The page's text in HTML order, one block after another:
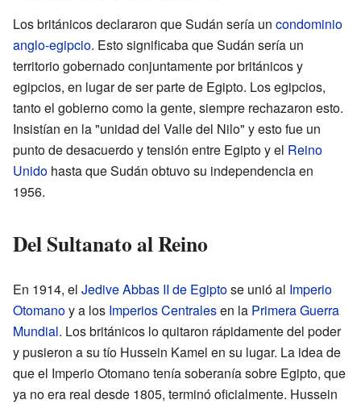
Los británicos declararon que Sudán sería un condominio
anglo-egipcio. Esto significaba que Sudán sería un
territorio gobernado conjuntamente por británicos y
egipcios, en lugar de ser parte de Egipto. Los egipcios,
tanto el gobierno como la gente, siempre rechazaron esto.
Insistían en la "unidad del Valle del Nilo" y esto fue un
punto de desacuerdo y tensión entre Egipto y el Reino
Unido hasta que Sudán obtuvo su independencia en
1956.
Del Sultanato al Reino
En 1914, el JediveAbbas II de Egiptose unió al Imperio
Otomanoy a los Imperios Centralesen la Primera Guerra
Mundial. Los británicos lo quitaron rápidamente del poder
y pusieron a su tío Hussein Kamel en su lugar. La idea de
que el Imperio Otomano tenía soberanía sobre Egipto, que
ya no era real desde 1805, terminó oficialmente. Hussein